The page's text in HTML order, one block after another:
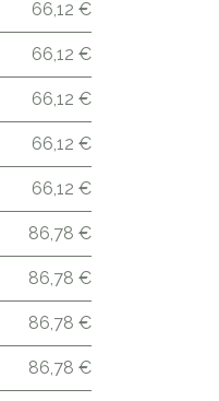
66,12 €
66,12 €
66,12 €
66,12 €
66,12 €
86,78 €
86,78 €
86,78 €
86,78 €